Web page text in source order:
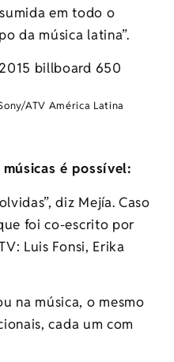
em todo o
da música latina”.
ATV América Latina
é possível:
diz Mejía. Caso
foi co-escrito por
Luis Fonsi, Erika
na música, o mesmo
cada um com